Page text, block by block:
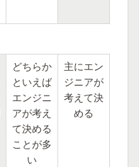
どちらか
といえば
エンジニ
アが考え
て決める
ことが多
い
主にエン
ジニアが
考えて決
める